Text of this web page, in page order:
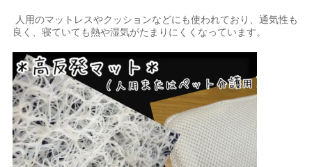
人用のマットレスやクッションなどにも使われており、通気性も
良く、寝ていても熱や湿気がたまりにくくなっています。